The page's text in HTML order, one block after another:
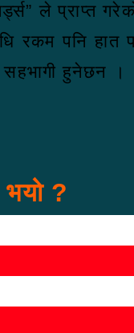
ले
रकम पनि हात
सहभागी हुनेछन ।
?